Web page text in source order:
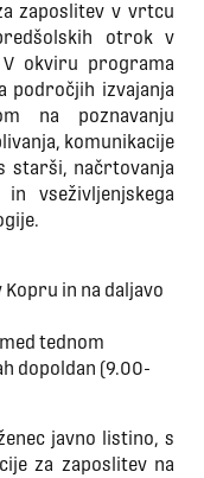
zaposlitev v vrtcu
otrok v
okviru programa
področjih izvajanja
na poznavanju
komunikacije
starši, načrtovanja
in vseživljenjskega
Kopru in na daljavo
tednom
dopoldan (9.00-
javno listino, s
za zaposlitev na